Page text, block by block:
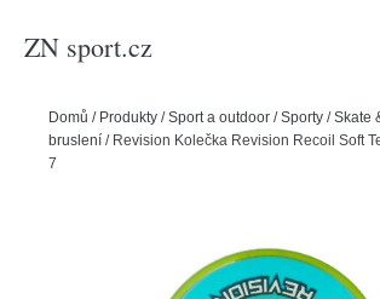
ZN sport.cz
Domů / Produkty /Sport a outdoor /Sporty /Skate
bruslení / Revision Kolečka Revision Recoil Soft
76A